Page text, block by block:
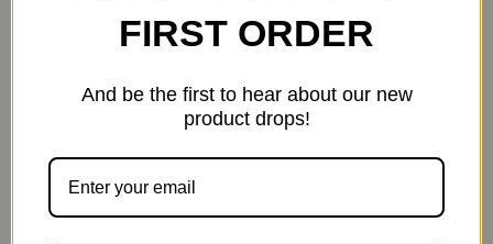
Politica di rimborso
Programma di collaborazione
Contattaci
Select by scents
Best Sellers
FIRST ORDER
And be the first to hear about our new
product drops!